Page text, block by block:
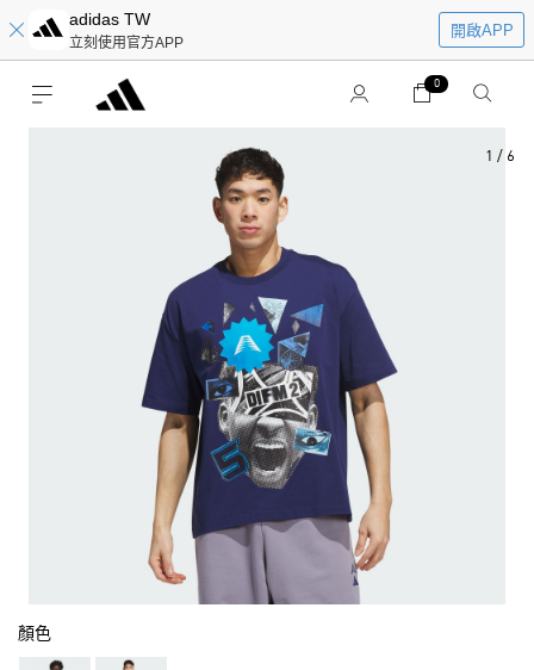
adidas TW
立刻使用官方APP
開啟APP
0
1 / 6
顏色